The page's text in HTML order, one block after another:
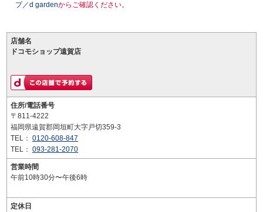
プ／d gardenからご確認ください。
店舗名
ドコモショップ遠賀店
住所/電話番号
〒811-4222
福岡県遠賀郡岡垣町大字戸切359-3
TEL： 0120-608-847
TEL： 093-281-2070
営業時間
午前10時30分〜午後6時
定休日